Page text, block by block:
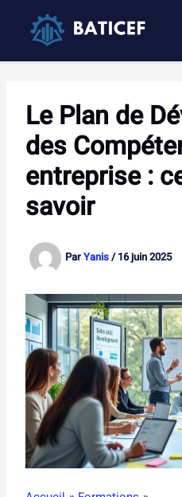
contenu
Le Plan de
des
entreprise :
savoir
ParYanis/16 juin 2025